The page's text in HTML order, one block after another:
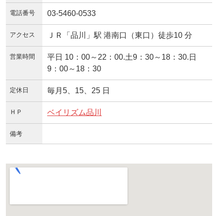
電話番号 03-5460-0533
アクセス ＪＲ「品川」駅 港南口（東口）徒歩10 分
営業時間
平日 10：00～22：00.土9：30～18：30.日
9：00～18：30
定休日 毎月5、15、25 日
ＨＰ ベイリズム品川
備考